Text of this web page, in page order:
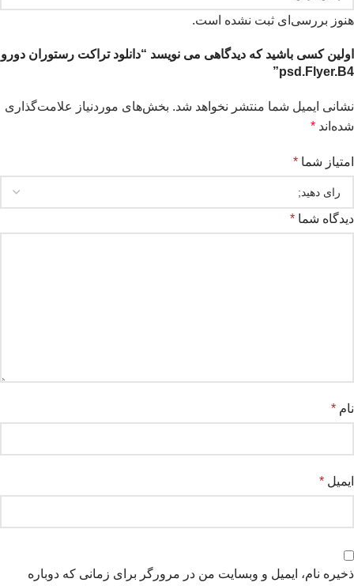
هنوز بررسی‌ای ثبت نشده است.
اولین کسی باشید که دیدگاهی می نویسد “دانلود تراکت رستوران دورو
psd.Flyer.B4”
نشانی ایمیل شما منتشر نخواهد شد. بخش‌های موردنیاز علامت‌گذاری
شده‌اند *
امتیاز شما *
دیدگاه شما *
نام *
ایمیل *
ذخیره نام، ایمیل و وبسایت من در مرورگر برای زمانی که دوباره